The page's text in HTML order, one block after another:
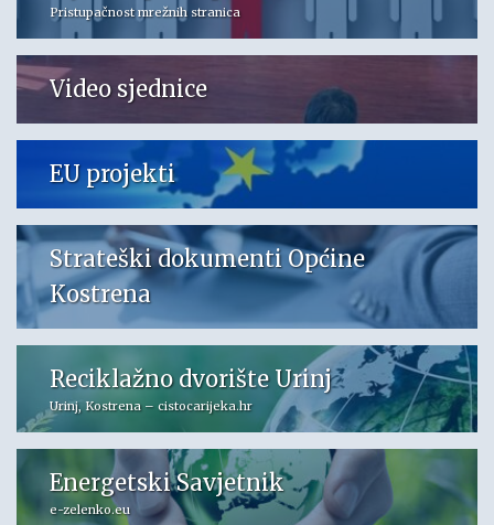
Pristupačnost mrežnih stranica
Video sjednice
EU projekti
Strateški dokumenti Općine
Kostrena
Reciklažno dvorište Urinj
Urinj, Kostrena – cistocarijeka.hr
Energetski Savjetnik
e-zelenko.eu